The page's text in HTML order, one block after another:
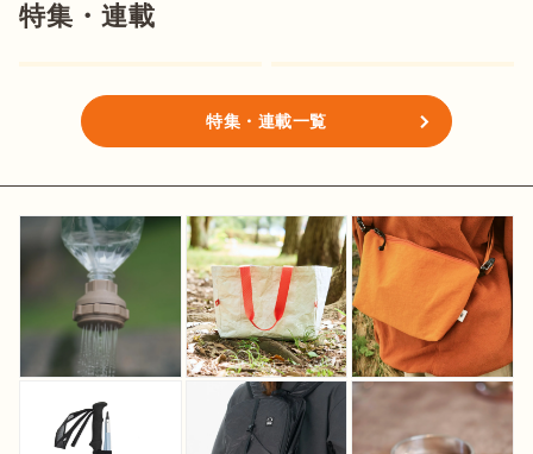
特集・連載
特集・連載一覧